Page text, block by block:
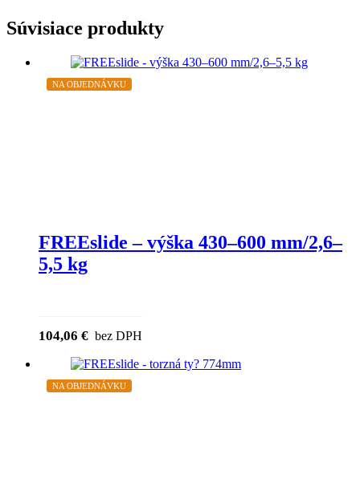
Súvisiace produkty
NA OBJEDNÁVKU
FREEslide – výška 430–600 mm/2,6–
5,5 kg
104,06 € bez DPH
NA OBJEDNÁVKU